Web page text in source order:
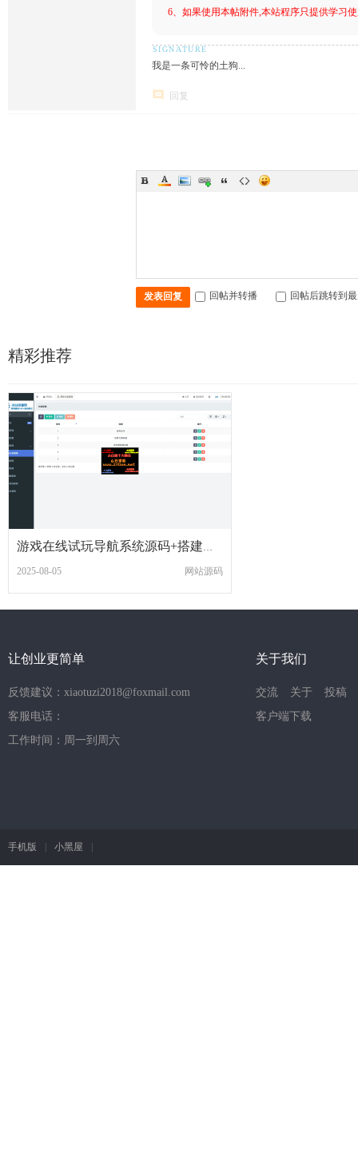
6、如果使用本帖附件,本站程序只提供学习
我是一条可怜的土狗...
回复
发表回复 回帖并转播 回帖后跳转到
精彩推荐
2025-08-05 网站源码
让创业更简单
反馈建议：xiaotuzi2018@foxmail.com
客服电话：
工作时间：周一到周六
关于我们
交流 关于
投稿
客户端下载
手机版 | 小黑屋 |